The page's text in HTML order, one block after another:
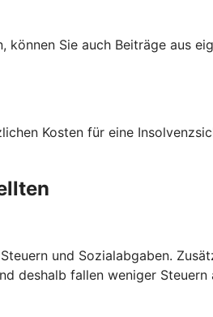
Sie auch Beiträge aus
Kosten für eine
und Sozialabgaben.
deshalb fallen weniger Steuern